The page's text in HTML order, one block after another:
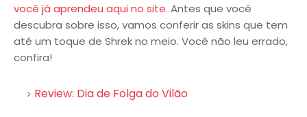
você já aprendeu aqui no site. Antes que você
descubra sobre isso, vamos conferir as skins que tem
até um toque de Shrek no meio. Você não leu errado,
confira!
Review: Dia de Folga do Vilão